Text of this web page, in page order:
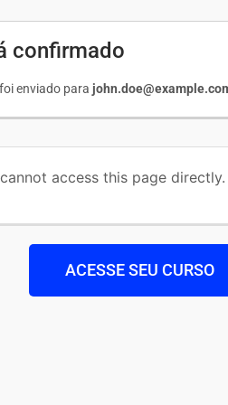
confirmado
enviado para
access this page directly.
ACESSE SEU CURSO